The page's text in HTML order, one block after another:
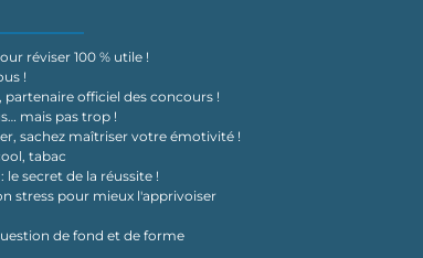
réviser 100 % utile !
!
partenaire officiel des concours !
mais pas trop !
sachez maîtriser votre émotivité !
tabac
le secret de la réussite !
stress pour mieux l'apprivoiser
de fond et de forme